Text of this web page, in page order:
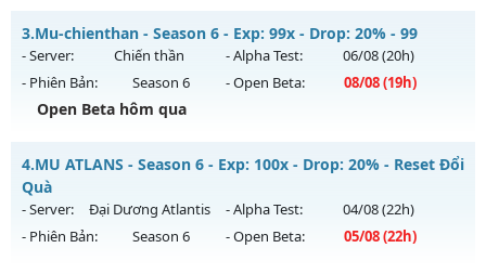
Antihack: GoldShield
Mu Vĩnh Cửu - EVENT PK HÀNG TỐI - WCOIN MIỄN PHÍ
Mu mới ra tháng 08 2026 - Mở máy chủ
Vô Hạnvào 08h
ngày 09/08/2626
Exp: 9999x - Drop: 90%
Thể loại: Mu Nguyên bản Webzen
Antihack: ICMPROTECT ✅ 🔴 ✨ ⚡️
3.Mu-chienthan - Season 6 - Exp: 99x - Drop: 20% - 99
- Server: Chiến thần - Alpha Test: 06/08(20h)
- Phiên Bản:
Season 6 - Open Beta: 08/08(19h)
Open Beta hôm qua
Mu mới ra tháng 08 2026 - Mở máy chủ
ngày 08/08/2626
Exp: 99x - Drop: 20%
4.MU ATLANS - Season 6 - Exp: 100x - Drop: 20% - Reset Đổi
Quà
- Server: Đại Dương Atlantis - Alpha Test: 04/08(22h)
- Phiên Bản:
Season 6 - Open Beta: 05/08(22h)